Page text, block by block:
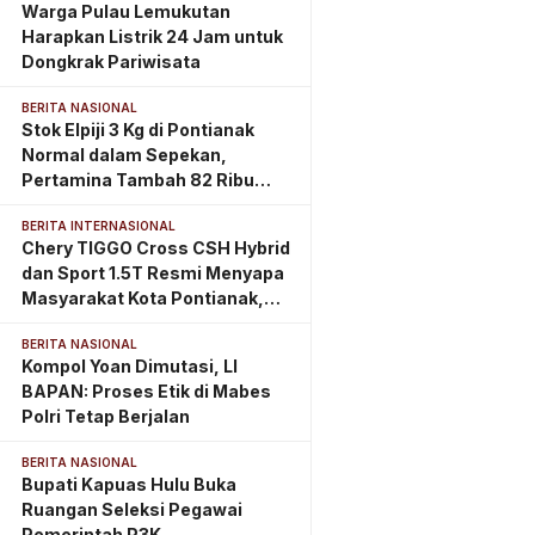
Warga Pulau Lemukutan
Harapkan Listrik 24 Jam untuk
Dongkrak Pariwisata
BERITA NASIONAL
Stok Elpiji 3 Kg di Pontianak
Normal dalam Sepekan,
Pertamina Tambah 82 Ribu
BERITA INTERNASIONAL
Chery TIGGO Cross CSH Hybrid
dan Sport 1.5T Resmi Menyapa
Masyarakat Kota Pontianak,
Kalimantan Barat
BERITA NASIONAL
Kompol Yoan Dimutasi, LI
BAPAN: Proses Etik di Mabes
Polri Tetap Berjalan
BERITA NASIONAL
Bupati Kapuas Hulu Buka
Ruangan Seleksi Pegawai